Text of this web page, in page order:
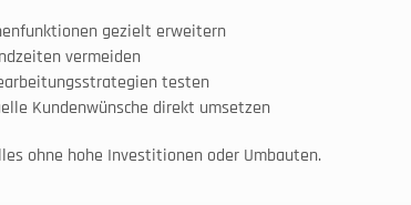
gezielt erweitern
vermeiden
testen
Kundenwünsche direkt umsetzen
ohne hohe Investitionen oder Umbauten.